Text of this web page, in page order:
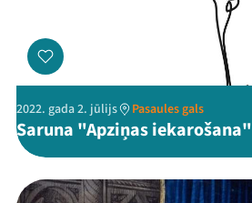
2022. gada 2. jūlijs Pasaules gals
Saruna "Apziņas iekarošana"